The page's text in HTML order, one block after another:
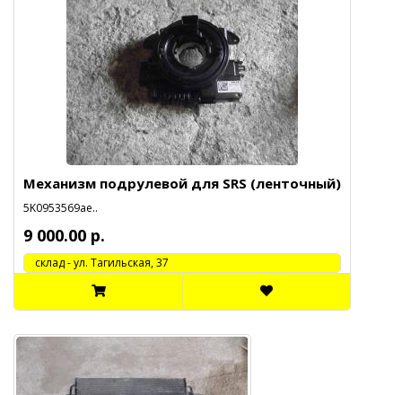
Механизм подрулевой для SRS (ленточный)
5K0953569ae..
9 000.00 р.
cклад - ул. Тагильская, 37